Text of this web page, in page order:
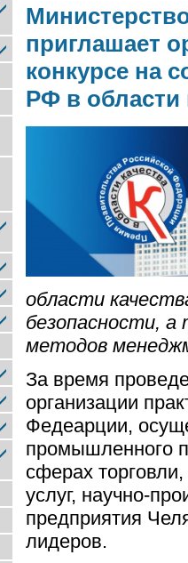
приглашает
конкурсе на
РФ в области
области
безопасности,
методов
За время
организации
Федеарции,
промышленного
сферах
услуг, научно-
предприятия
лидеров.